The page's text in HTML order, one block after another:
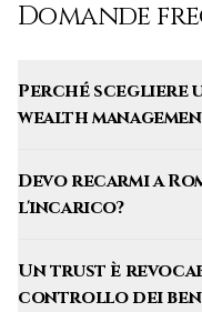
Domande
Perché scegliere
wealth
Devo recarmi a
l'incarico?
Un trust è
controllo dei